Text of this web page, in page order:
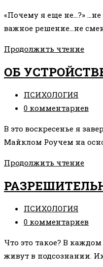
записи:
«Почему я еще не…?»
важное решение…не
Продолжить чтение
ВСЕ
ТО,
ЧТО
ОБ
Рубрика
записи:
ПСИХОЛОГИЯ
Комментарии
записи:
0 комментариев
В это воскресенье я
Майклом Роучем на
Продолжить чтениеОБ
Рубрика
записи:
ПСИХОЛОГИЯ
Комментарии
записи:
0 комментариев
Что это такое? В
живут в подсознании.